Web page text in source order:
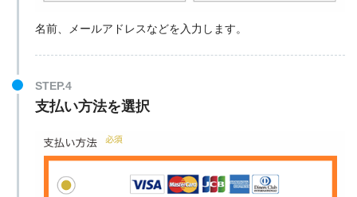
名前、メールアドレスなどを入力します。
STEP.4
支払い方法を選択